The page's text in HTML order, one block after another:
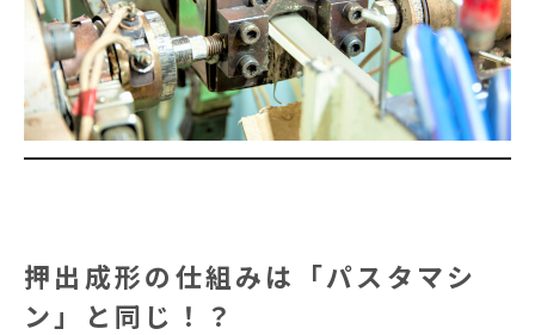
押出成形の仕組みは「パスタマシ
ン」と同じ！？